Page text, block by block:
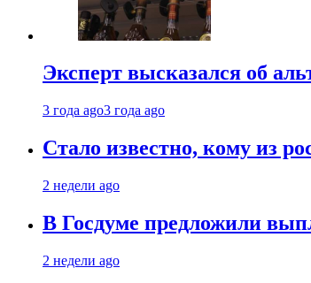
Эксперт высказался об
3 года ago3 года ago
Стало известно, кому из
2 недели ago
В Госдуме предложили
2 недели ago